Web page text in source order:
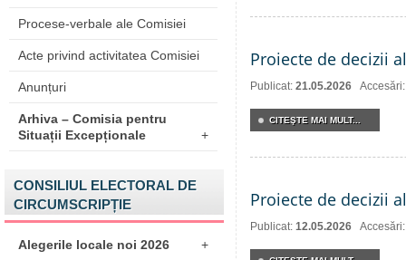
Procese-verbale ale Comisiei
Acte privind activitatea Comisiei
Anunțuri
Arhiva – Comisia pentru
Situații Excepționale
+
CONSILIUL ELECTORAL DE
CIRCUMSCRIPȚIE
Alegerile locale noi 2026 +
Proiecte de decizii
Publicat: 21.05.2026
CITEŞTE MAI MULT...
Proiecte de decizii
Publicat: 12.05.2026